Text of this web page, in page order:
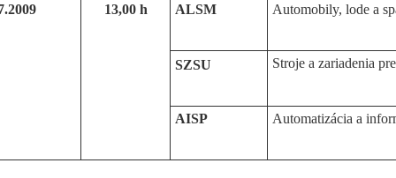
13,00 h ALSM Automobily, lode a
SZSU Stroje a zariadenia
AISP Automatizácia a